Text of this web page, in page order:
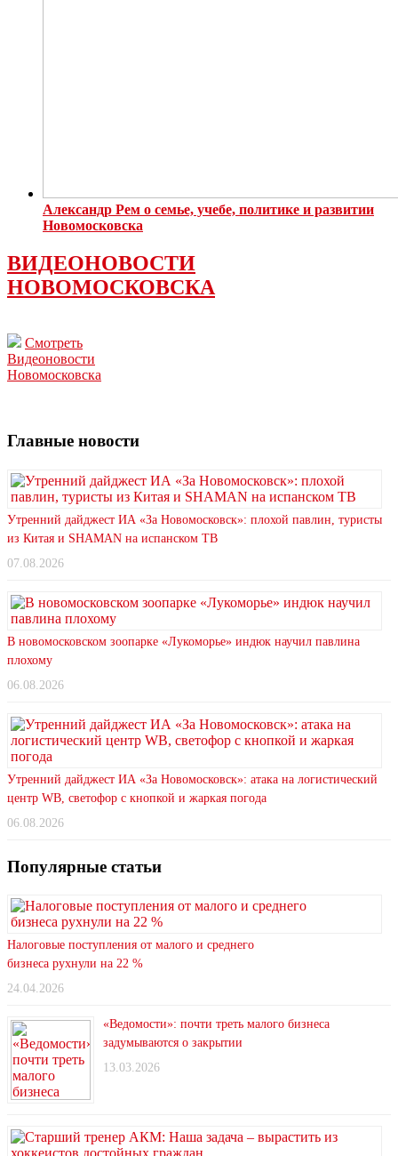
Александр Рем о семье, учебе, политике и развитии
Новомосковска
ВИДЕОНОВОСТИ
НОВОМОСКОВСКА
Смотреть
Видеоновости
Новомосковска
Главные новости
Утренний дайджест ИА «За Новомосковск»: плохой павлин, туристы
из Китая и SHAMAN на испанском ТВ
07.08.2026
В новомосковском зоопарке «Лукоморье» индюк научил павлина
плохому
06.08.2026
Утренний дайджест ИА «За Новомосковск»: атака на логистический
центр WB, светофор с кнопкой и жаркая погода
06.08.2026
Популярные статьи
Налоговые поступления от малого и среднего
бизнеса рухнули на 22 %
24.04.2026
«Ведомости»: почти треть малого бизнеса
задумываются о закрытии
13.03.2026